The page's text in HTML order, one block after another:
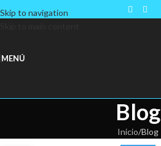
Skip to navigation
MENÚ
Blog
Inicio Blog